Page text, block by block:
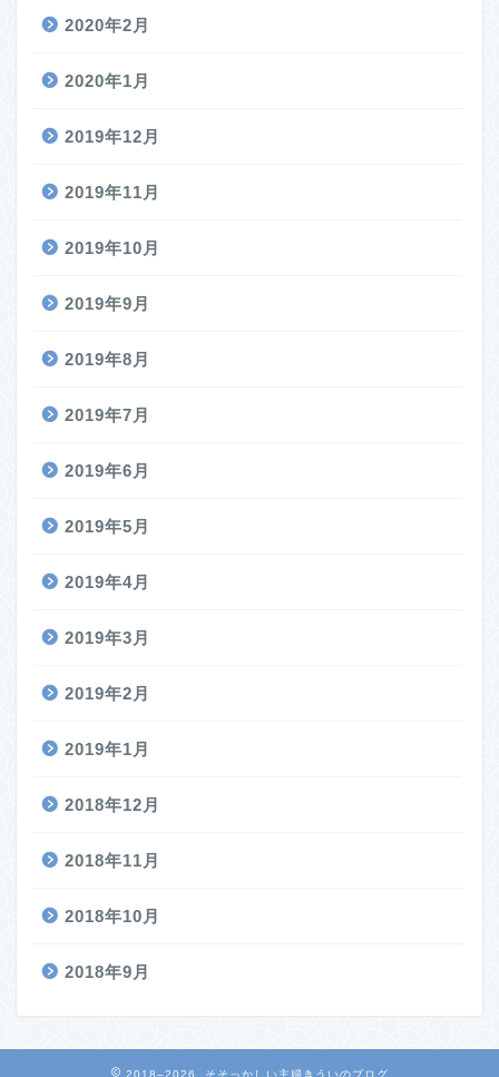
2020年2月
2020年1月
2019年12月
2019年11月
2019年10月
2019年9月
2019年8月
2019年7月
2019年6月
2019年5月
2019年4月
2019年3月
2019年2月
2019年1月
2018年12月
2018年11月
2018年10月
2018年9月
2018–2026 そそっかしい主婦きういのブログ